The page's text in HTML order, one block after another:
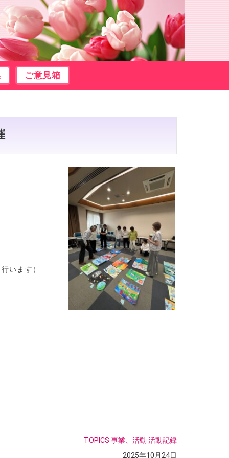
ご意見箱
います）
TOPICS 事業、活動 活動記録
2025年10月24日